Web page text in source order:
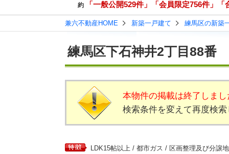
約
「一般公開529件」「会員限定756件」「
兼六不動産HOME 新築一戸建て 練馬区の新築
練馬区下石神井2丁目88番
本物件の掲載は終了しまし
検索条件を変えて再度検
LDK15帖以上 / 都市ガス / 区画整理及び分譲